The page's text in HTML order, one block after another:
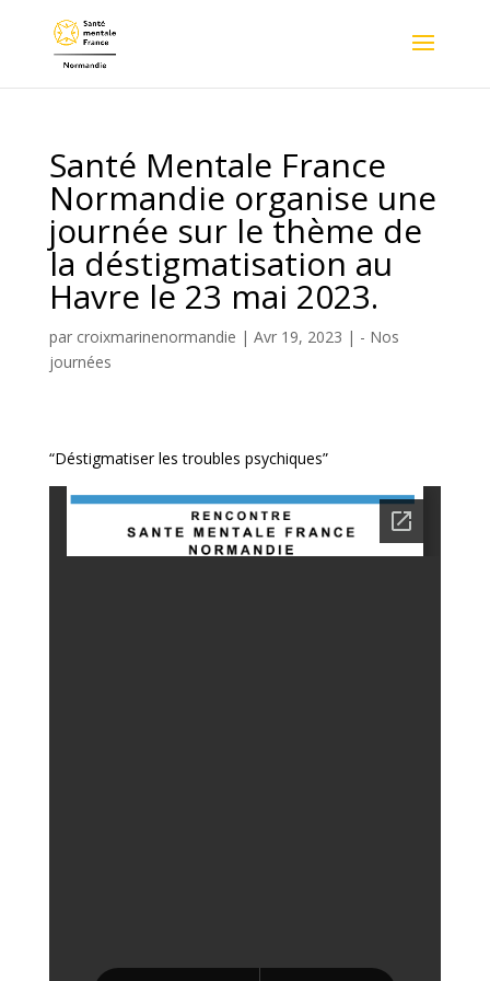
Santé Mentale France
Normandie organise une
journée sur le thème de
la déstigmatisation au
Havre le 23 mai 2023.
par croixmarinenormandie | Avr 19, 2023 | - Nos
journées
“Déstigmatiser les troubles psychiques”